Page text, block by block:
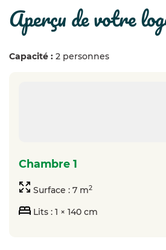
aperçu de votre
Capacité : 2 personnes
chambre 1
Surface : 7 m2
Lits : 1 × 140 cm